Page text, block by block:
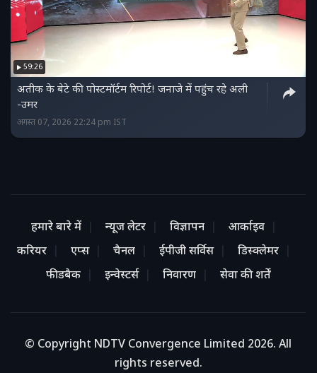
59:26
अतीक के बेटे की पोस्टमॉर्टम रिपोर्ट! जनाजे में पहुंच रहे अली
-उमर
अगस्त 07, 2026 22:24 pm IST
हमारे बारे में न्यूज लेटर विज्ञापन
आर्काइव
करियर
एप्स चैनल ईपीजी सर्विस
डिस्क्लेमर
फीडबैक
इन्वेस्टर्स निवारण सेवा की शर्तें
© Copyright NDTV Convergence Limited 2026. All
rights reserved.